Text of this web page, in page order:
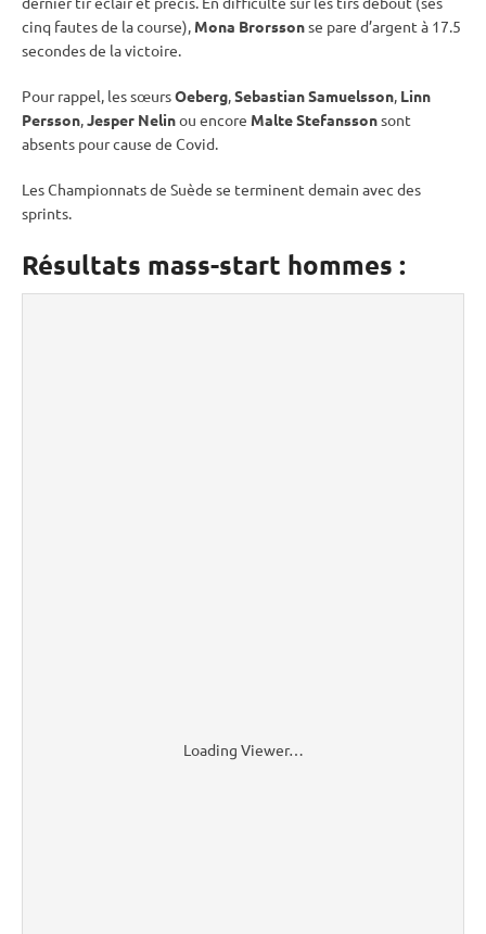
cinq fautes de la course), Mona Brorssonse pare d’argent à 17.5
secondes de la victoire.
Pour rappel, les sœursOeberg,Sebastian Samuelsson, Linn
Persson,Jesper Nelinou encore Malte Stefanssonsont
absents pour cause de Covid.
Les Championnats de Suède se terminent demain avec des
sprints.
Résultats mass-start hommes :
Loading Viewer…